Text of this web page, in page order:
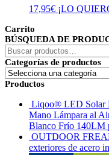
17,95€ ¡LO
Carrito
BÚSQUEDA DE
Buscar
por:
Categorías de productos
Productos
Liqoo® LED Solar
Mano Lámpara al
Blanco Frío 140LM
OUTDOOR
exteriores de acero